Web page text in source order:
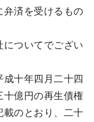
弁済を受けるもの
ついてでござい
十年四月二十四
十億円の再生債権
載のとおり、二十